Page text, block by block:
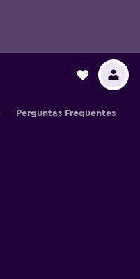
Perguntas Frequentes